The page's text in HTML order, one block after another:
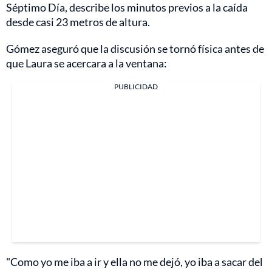
Séptimo Día, describe los minutos previos a la caída
desde casi 23 metros de altura.
Gómez aseguró que la discusión se tornó física antes de
que Laura se acercara a la ventana:
PUBLICIDAD
"Como yo me iba a ir y ella no me dejó, yo iba a sacar del